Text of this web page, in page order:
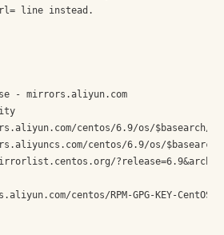
line instead.
- mirrors.aliyun.com
centos/6.9/os/$basearch/
centos/6.9/os/$basearch/
centos/RPM-GPG-KEY-CentOS-6